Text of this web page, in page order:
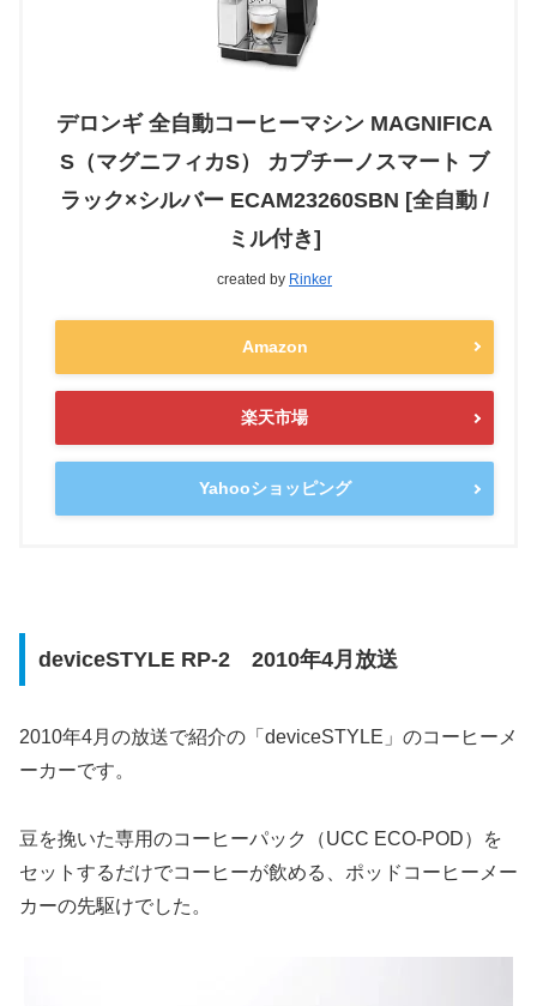
デロンギ 全自動コーヒーマシン MAGNIFICA
S（マグニフィカS） カプチーノスマート ブ
ラック×シルバー ECAM23260SBN [全自動 /
ミル付き]
created by Rinker
Amazon
楽天市場
Yahooショッピング
deviceSTYLE RP-2 2010年4月放送
2010年4月の放送で紹介の「deviceSTYLE」のコーヒーメ
ーカーです。
豆を挽いた専用のコーヒーパック（UCC ECO-POD）を
セットするだけでコーヒーが飲める、ポッドコーヒーメー
カーの先駆けでした。